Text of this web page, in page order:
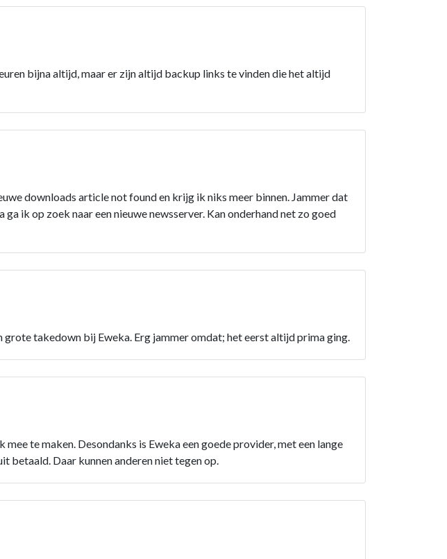
bijna altijd, maar er zijn altijd backup links te vinden die het altijd
downloads article not found en krijg ik niks meer binnen. Jammer dat
ik op zoek naar een nieuwe newsserver. Kan onderhand net zo goed
takedown bij Eweka. Erg jammer omdat; het eerst altijd prima ging.
te maken. Desondanks is Eweka een goede provider, met een lange
betaald. Daar kunnen anderen niet tegen op.